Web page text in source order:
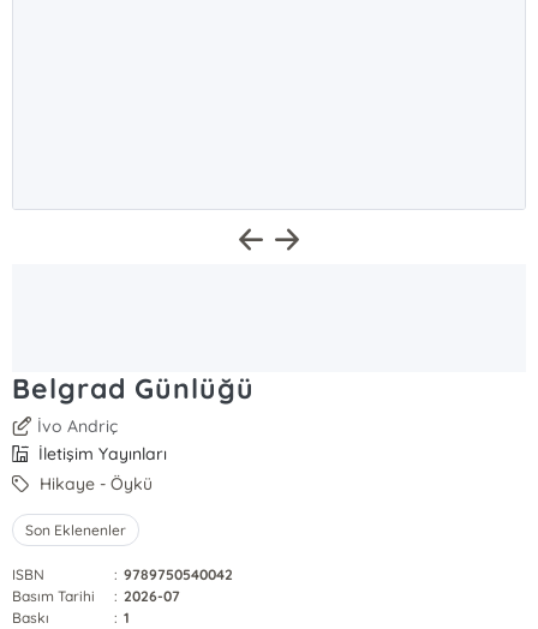
Belgrad Günlüğü
İvo Andriç
İletişim Yayınları
Hikaye - Öykü
Son Eklenenler
ISBN : 9789750540042
Basım Tarihi
: 2026-07
Baskı
: 1